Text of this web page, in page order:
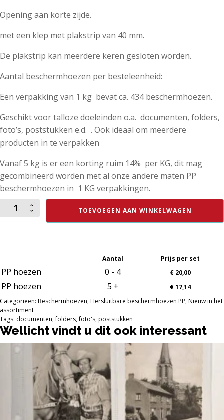
Opening aan korte zijde.
met een klep met plakstrip van 40 mm.
De plakstrip kan meerdere keren gesloten worden.
Aantal beschermhoezen per besteleenheid:
Een verpakking van 1 kg bevat ca. 434 beschermhoezen.
Geschikt voor talloze doeleinden o.a. documenten, folders,
foto’s, poststukken e.d. . Ook ideaal om meerdere
producten in te verpakken
Vanaf 5 kg is er een korting ruim 14% per KG, dit mag
gecombineerd worden met al onze andere maten PP
beschermhoezen in 1 KG verpakkingen.
beschermhoes
x
mm,
1
voor
o.a.
documenten
e.d.
aantal
TOEVOEGEN AAN WINKELWAGEN
Aantal Prijs per set
PP hoezen 0 - 4 €20,00
PP hoezen 5 + €17,14
Categorieën: Beschermhoezen,Hersluitbare beschermhoezen PP,Nieuw in het
assortiment
Tags: documenten,folders,foto's,poststukken
Wellicht vindt u dit ook interessant